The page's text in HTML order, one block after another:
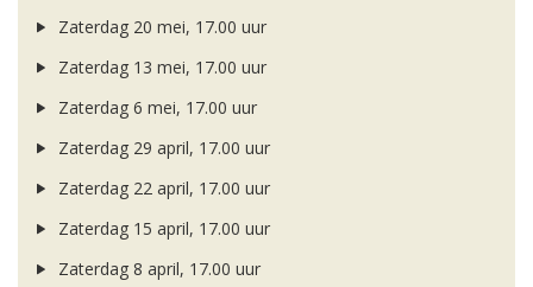
Zaterdag 20 mei, 17.00 uur
Zaterdag 13 mei, 17.00 uur
Zaterdag 6 mei, 17.00 uur
Zaterdag 29 april, 17.00 uur
Zaterdag 22 april, 17.00 uur
Zaterdag 15 april, 17.00 uur
Zaterdag 8 april, 17.00 uur